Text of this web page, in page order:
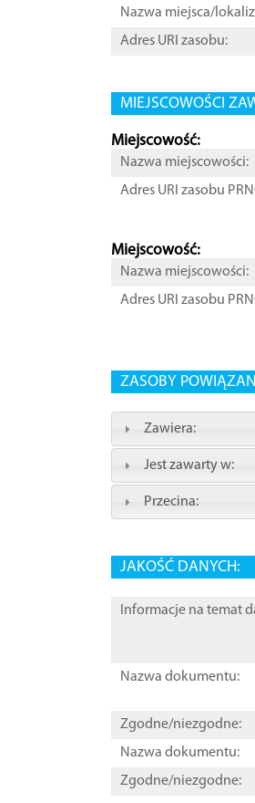
Nazwa miejsca/
Adres URI zasobu:
MIEJSCOWOŚCI
Miejscowość:
Nazwa miejscowości:
Adres URI zasobu
Miejscowość:
Nazwa miejscowości:
Adres URI zasobu
ZASOBY
Zawiera:
Jest zawarty w:
Przecina:
JAKOŚĆ DANYCH:
Informacje na temat
Nazwa dokumentu:
Zgodne/niezgodne:
Nazwa dokumentu:
Zgodne/niezgodne: